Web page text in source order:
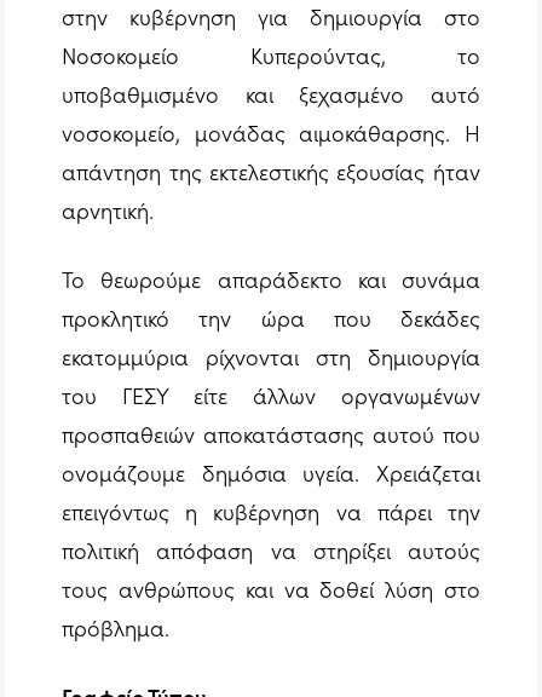
στην κυβέρνηση για δημιουργία στο
Νοσοκομείο Κυπερούντας, το
υποβαθμισμένο και ξεχασμένο αυτό
νοσοκομείο, μονάδας αιμοκάθαρσης. Η
απάντηση της εκτελεστικής εξουσίας ήταν
αρνητική.
Το θεωρούμε απαράδεκτο και συνάμα
προκλητικό την ώρα που δεκάδες
εκατομμύρια ρίχνονται στη δημιουργία
του ΓΕΣΥ είτε άλλων οργανωμένων
προσπαθειών αποκατάστασης αυτού που
ονομάζουμε δημόσια υγεία. Χρειάζεται
επειγόντως η κυβέρνηση να πάρει την
πολιτική απόφαση να στηρίξει αυτούς
τους ανθρώπους και να δοθεί λύση στο
πρόβλημα.